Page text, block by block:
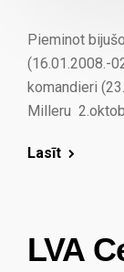
Pieminot
(16.01.2008.-
komandieri
Milleru
Lasīt
LVA